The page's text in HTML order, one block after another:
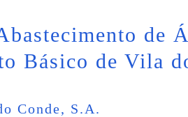
de
Básico de Vila
Conde, S.A.